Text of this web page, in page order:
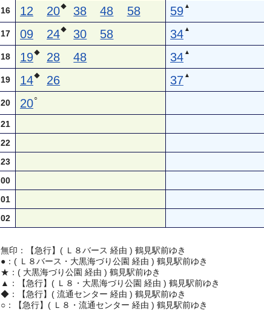
16 12 20◆ 38 48 58 59 ▲
17 09 24◆ 30 58 34 ▲
18 19◆ 28 48 34 ▲
19 14◆ 26 37 ▲
20 20○
21
22
23
00
01
02
無印：【急行】( Ｌ８バース 経由 ) 鶴見駅前ゆき
●：( Ｌ８バース・大黒海づり公園 経由 ) 鶴見駅前ゆき
★：( 大黒海づり公園 経由 ) 鶴見駅前ゆき
▲：【急行】( Ｌ８・大黒海づり公園 経由 ) 鶴見駅前ゆき
◆：【急行】( 流通センター 経由 ) 鶴見駅前ゆき
○：【急行】( Ｌ８・流通センター 経由 ) 鶴見駅前ゆき